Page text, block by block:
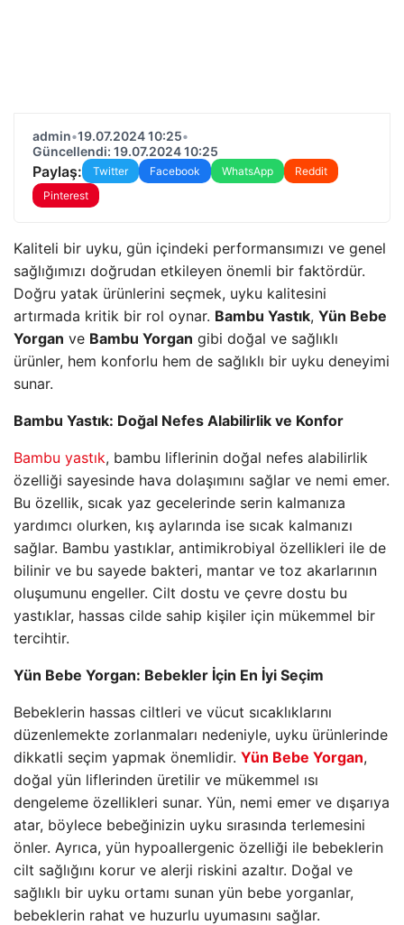
admin•19.07.2024 10:25•
Güncellendi: 19.07.2024 10:25
Paylaş: Twitter Facebook WhatsApp
Reddit
Pinterest
Kaliteli bir uyku, gün içindeki performansımızı ve genel
sağlığımızı doğrudan etkileyen önemli bir faktördür.
Doğru yatak ürünlerini seçmek, uyku kalitesini
artırmada kritik bir rol oynar. Bambu Yastık, Yün Bebe
Yorgan ve Bambu Yorgan gibi doğal ve sağlıklı
ürünler, hem konforlu hem de sağlıklı bir uyku deneyimi
sunar.
Bambu Yastık: Doğal Nefes Alabilirlik ve Konfor
Bambu yastık, bambu liflerinin doğal nefes alabilirlik
özelliği sayesinde hava dolaşımını sağlar ve nemi emer.
Bu özellik, sıcak yaz gecelerinde serin kalmanıza
yardımcı olurken, kış aylarında ise sıcak kalmanızı
sağlar. Bambu yastıklar, antimikrobiyal özellikleri ile de
bilinir ve bu sayede bakteri, mantar ve toz akarlarının
oluşumunu engeller. Cilt dostu ve çevre dostu bu
yastıklar, hassas cilde sahip kişiler için mükemmel bir
tercihtir.
Yün Bebe Yorgan: Bebekler İçin En İyi Seçim
Bebeklerin hassas ciltleri ve vücut sıcaklıklarını
düzenlemekte zorlanmaları nedeniyle, uyku ürünlerinde
dikkatli seçim yapmak önemlidir. Yün Bebe Yorgan,
doğal yün liflerinden üretilir ve mükemmel ısı
dengeleme özellikleri sunar. Yün, nemi emer ve dışarıya
atar, böylece bebeğinizin uyku sırasında terlemesini
önler. Ayrıca, yün hypoallergenic özelliği ile bebeklerin
cilt sağlığını korur ve alerji riskini azaltır. Doğal ve
sağlıklı bir uyku ortamı sunan yün bebe yorganlar,
bebeklerin rahat ve huzurlu uyumasını sağlar.